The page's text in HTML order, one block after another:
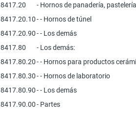
8417.20
- Hornos de panadería,
8417.20.10- - Hornos de túnel
8417.20.90- - Los demás
8417.80
- Los demás:
8417.80.20- - Hornos para productos
8417.80.30- - Hornos de laboratorio
8417.80.90- - Los demás
8417.90.00- Partes